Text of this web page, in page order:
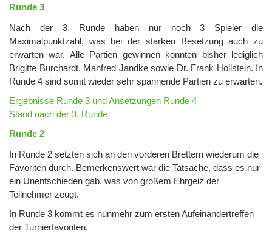
Runde 3
Nach der 3. Runde haben nur noch 3 Spieler die
Maximalpunktzahl, was bei der starken Besetzung auch zu
erwarten war. Alle Partien gewinnen konnten bisher lediglich
Brigitte Burchardt, Manfred Jandke sowie Dr. Frank Hollstein. In
Runde 4 sind somit wieder sehr spannende Partien zu erwarten.
Ergebnisse Runde 3 und Ansetzungen Runde 4
Stand nach der 3. Runde
Runde 2
In Runde 2 setzten sich an den vorderen Brettern wiederum die
Favoriten durch. Bemerkenswert war die Tatsache, dass es nur
ein Unentschieden gab, was von großem Ehrgeiz der
Teilnehmer zeugt.
In Runde 3 kommt es nunmehr zum ersten Aufeinandertreffen
der Turnierfavoriten.